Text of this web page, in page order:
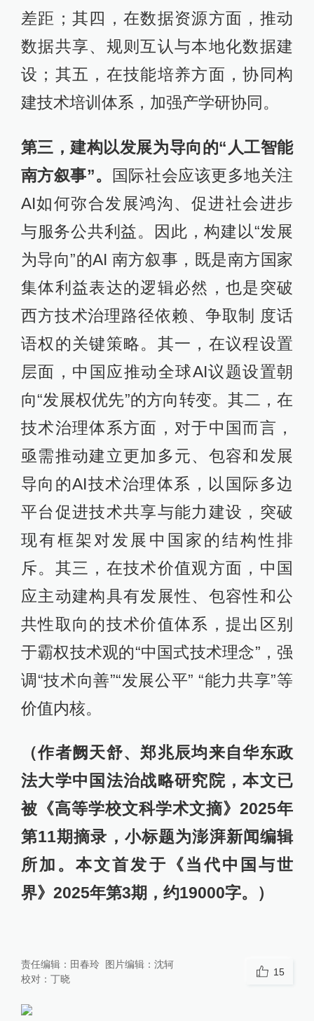
差距；其四，在数据资源方面，推动
数据共享、规则互认与本地化数据建
设；其五，在技能培养方面，协同构
建技术培训体系，加强产学研协同。
第三，建构以发展为导向的“人工智能
南方叙事”。
国际社会应该更多地关注
AI如何弥合发展鸿沟、促进社会进步
与服务公共利益。因此，构建以“发展
为导向”的AI 南方叙事，既是南方国家
集体利益表达的逻辑必然，也是突破
西方技术治理路径依赖、争取制 度话
语权的关键策略。其一，在议程设置
层面，中国应推动全球AI议题设置朝
向“发展权优先”的方向转变。其二，在
技术治理体系方面，对于中国而言，
亟需推动建立更加多元、包容和发展
导向的AI技术治理体系，以国际多边
平台促进技术共享与能力建设，突破
现有框架对发展中国家的结构性排
斥。其三，在技术价值观方面，中国
应主动建构具有发展性、包容性和公
共性取向的技术价值体系，提出区别
于霸权技术观的“中国式技术理念”，强
调“技术向善”“发展公平” “能力共享”等
价值内核。
（作者阙天舒、郑兆辰均来自华东政
法大学中国法治战略研究院，本文已
被《高等学校文科学术文摘》2025年
第11期摘录，小标题为澎湃新闻编辑
所加。本文首发于《当代中国与世
界》2025年第3期，约19000字。）
责任编辑： 田春玲 图片编辑： 沈轲
校对： 丁晓
15